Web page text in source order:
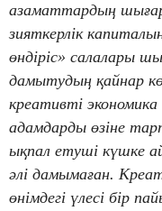
азаматтардың
зияткерлік
өндіріс» салалары
дамытудың қайнар
креативті
адамдарды өзіне
ықпал етуші күшке
әлі дамымаған.
өнімдегі үлесі бір